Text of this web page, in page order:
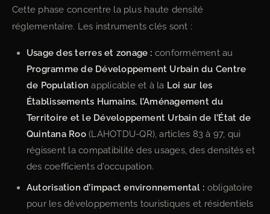
Cette phase concentre la plus haute densité
réglementaire. Les instruments clés sont :
Usage des terres et zonage : conformément au
Programme de Développement Urbain du Centre
de Population applicable et à la Loi sur les
Établissements Humains, l’Aménagement du
Territoire et le Développement Urbain de l’État de
Quintana Roo(LAHOTDU-QR), articles 83 à 97, qui
régissent la compatibilité des usages, des densités et
des coefficients d’occupation.
Autorisation d’impact environnemental : obligatoire
pour les développements touristiques et résidentiels